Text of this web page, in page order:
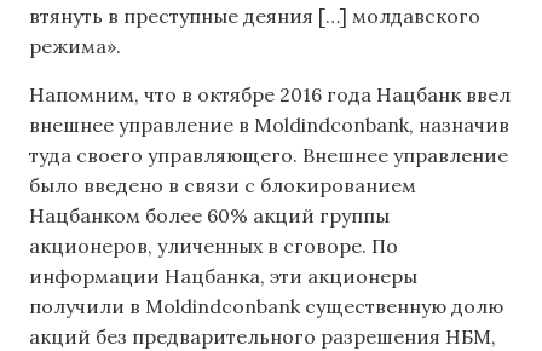
втянуть в преступные деяния […] молдавского
режима».
Напомним, что в октябре 2016 года Нацбанк ввел
внешнее управление в Moldindconbank, назначив
туда своего управляющего. Внешнее управление
было введено в связи с блокированием
Нацбанком более 60% акций группы
акционеров, уличенных в сговоре. По
информации Нацбанка, эти акционеры
получили в Moldindconbank существенную долю
акций без предварительного разрешения НБМ,